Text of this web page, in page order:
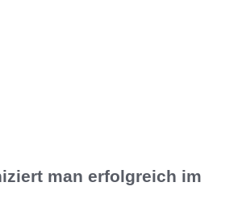
man erfolgreich im